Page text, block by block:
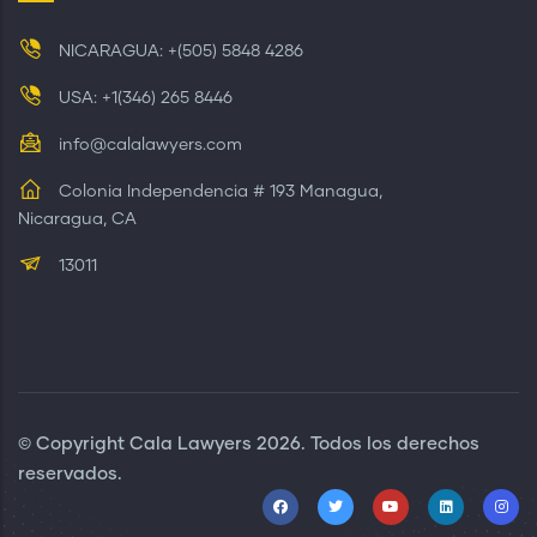
NICARAGUA: +(505) 5848 4286
USA: +1(346) 265 8446
info@calalawyers.com
Colonia Independencia # 193 Managua,
Nicaragua, CA
13011
© Copyright Cala Lawyers 2026. Todos los derechos
reservados.